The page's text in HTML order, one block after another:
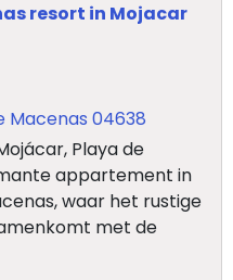
resort in Mojacar
Macenas 04638
Playa de
appartement in
waar het rustige
met de